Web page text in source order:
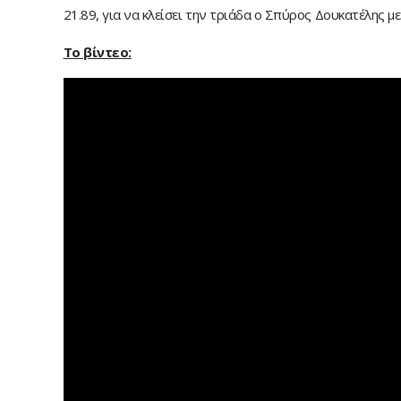
21.89, για να κλείσει την τριάδα ο Σπύρος Δουκατέλης
Το βίντεο: